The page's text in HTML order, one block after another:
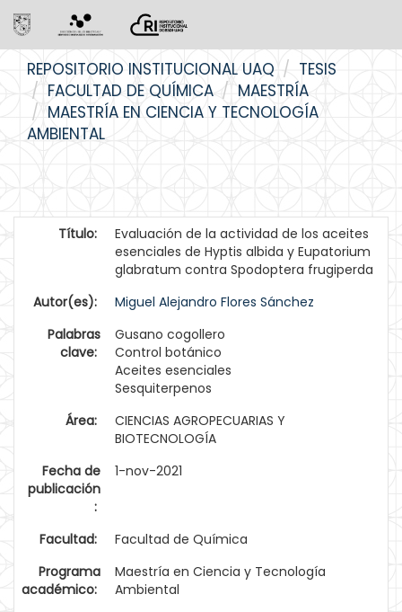
navigation
REPOSITORIO INSTITUCIONAL UAQ
TESIS
FACULTAD DE QUÍMICA
MAESTRÍA
MAESTRÍA EN CIENCIA Y TECNOLOGÍA
AMBIENTAL
Título:
Evaluación de la actividad de los aceites
esenciales de Hyptis albida y Eupatorium
glabratum contra Spodoptera frugiperda
Autor(es):
Miguel Alejandro Flores Sánchez
Palabras
clave:
Gusano cogollero
Control botánico
Aceites esenciales
Sesquiterpenos
Área:
CIENCIAS AGROPECUARIAS Y
BIOTECNOLOGÍA
Fecha de
publicación
:
1-nov-2021
Facultad:
Facultad de Química
Programa
académico:
Maestría en Ciencia y Tecnología
Ambiental